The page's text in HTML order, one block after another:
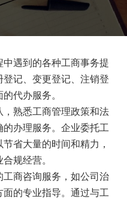
遇到的各种工商事务提
记、变更登记、注销登
代办服务。
熟悉工商管理政策和法
办理服务。企业委托工
省大量的时间和精力，
规经营。
商咨询服务，如公司治
的专业指导。通过与工